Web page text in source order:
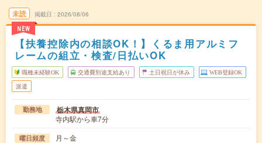
未読
NEW
掲載日 2026/08/06
【扶養控除内の相談OK！】くるま用アルミフ
レームの組立・検査/日払いOK
職種未経験OK 交通費別途支給あり 土日祝日が休み WEB登録OK
派遣
勤務地 栃木県真岡市
寺内駅から車7分
曜日頻度 月～金